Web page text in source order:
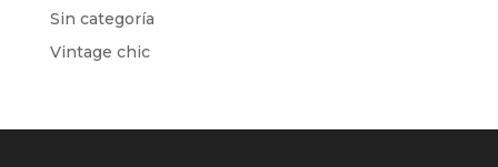
Sin categoría
Vintage chic